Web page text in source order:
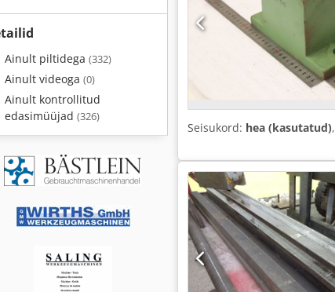
Ainult piltidega (332)
Ainult videoga (0)
Ainult kontrollitud
edasimüüjad (326)
Seisukord: hea (kasutatud),